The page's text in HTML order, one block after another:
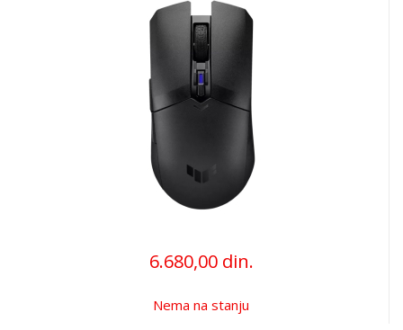
6.680,00 din.
Nema na stanju